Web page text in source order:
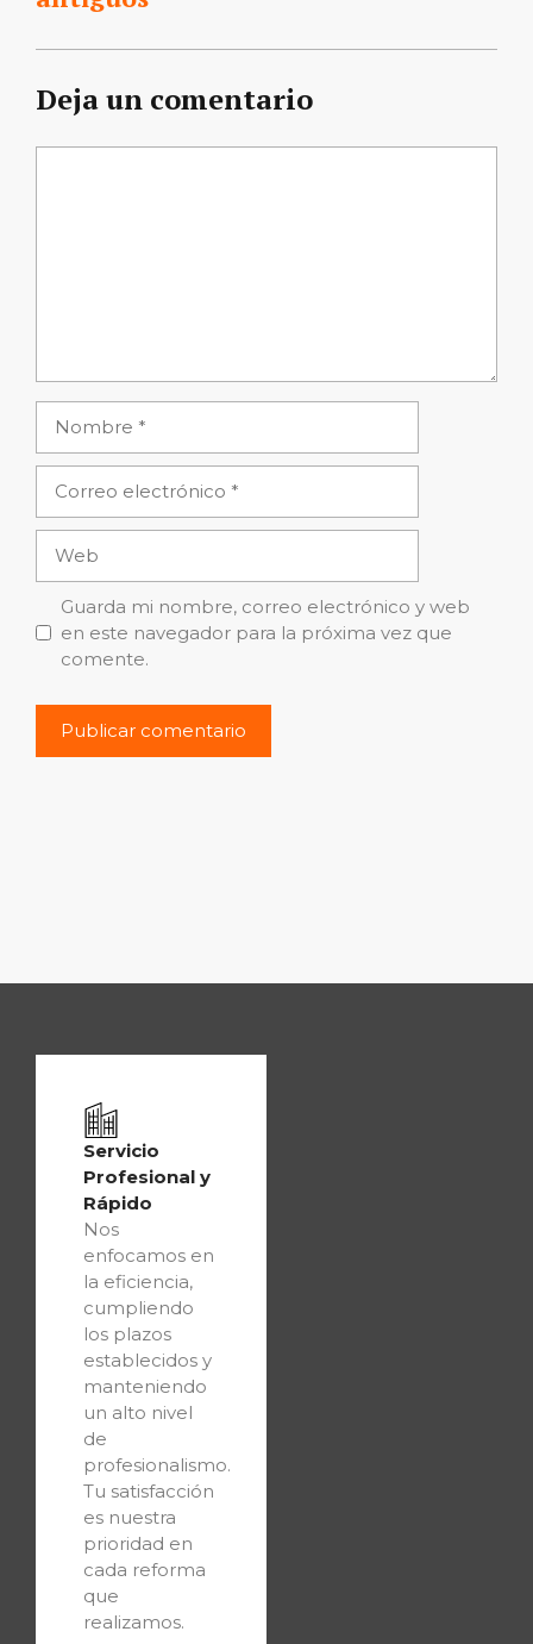
Deja un comentario
electrónico
Guarda mi nombre, correo electrónico y web
en este navegador para la próxima vez que
comente.
Servicio
Profesional y
Rápido
Nos
enfocamos en
la eficiencia,
cumpliendo
los plazos
establecidos y
manteniendo
un alto nivel
de
profesionalismo.
Tu satisfacción
es nuestra
prioridad en
cada reforma
que
realizamos.